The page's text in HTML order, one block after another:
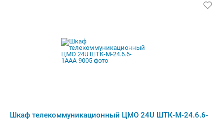
Шкаф телекоммуникационный ЦМО 24U ШТК-М-24.6.6-